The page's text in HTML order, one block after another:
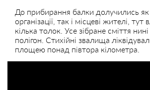
До прибирання балки долучились як
організації, так і місцеві жителі,
кілька толок. Усе зібране сміття
полігон. Стихійні звалища
площею понад півтора кілометра.